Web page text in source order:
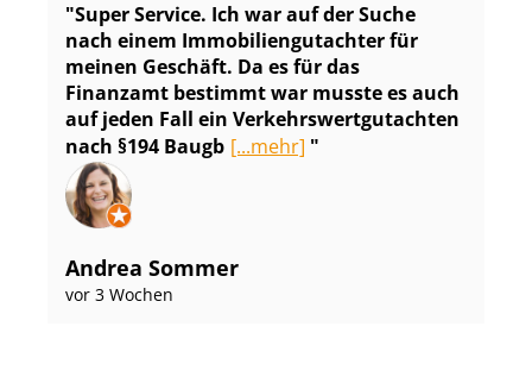
Super Service. Ich war auf der Suche
nach einem Im­mo­bi­li­en­gut­ach­ter für
meinen Geschäft. Da es für das
Finanzamt bestimmt war musste es auch
auf jeden Fall ein Ver­kehrs­wert­gut­ach­ten
nach §194 Baugb [...mehr]
Andrea Sommer
vor 3 Wochen